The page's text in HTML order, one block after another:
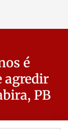
é
agredir
PB